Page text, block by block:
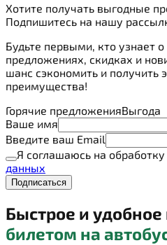
Хотите получать выгодные
Подпишитесь на нашу
Будьте первыми, кто узнает
предложениях, скидках и
шанс сэкономить и получить
преимущества!
Горячие предложенияВыгода
Ваше имя
Введите ваш Email
Я соглашаюсь на
данных
Подписаться
Быстрое и удобное
билетом на